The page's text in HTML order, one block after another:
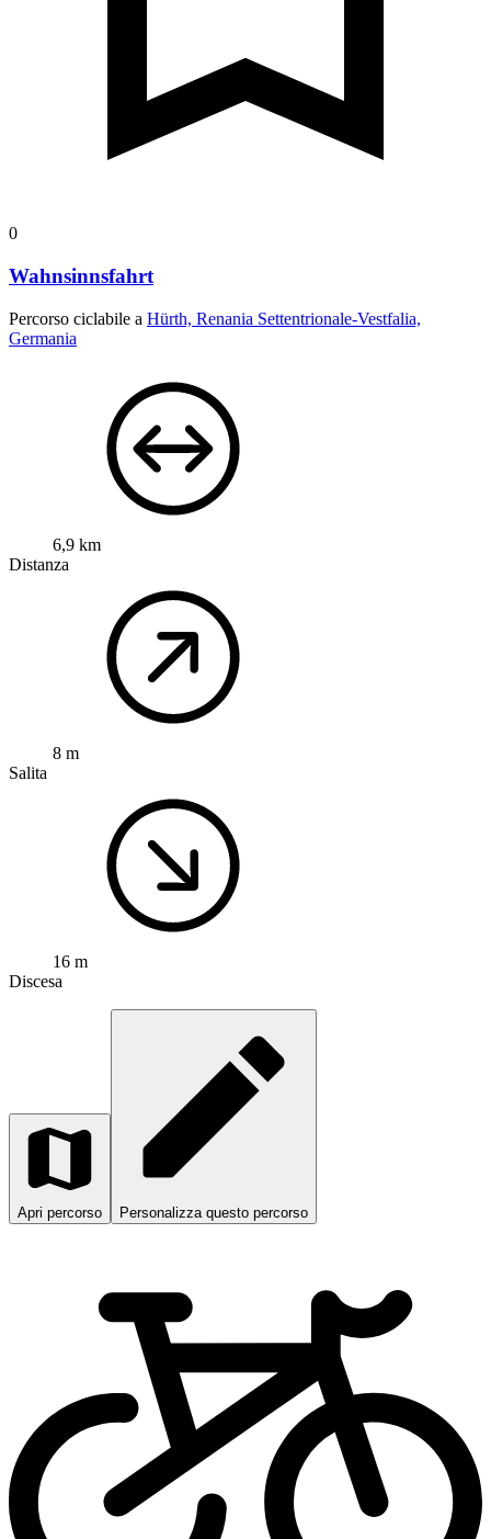
0
Wahnsinnsfahrt
Percorso ciclabile a Hürth, Renania Settentrionale-Vestfalia,
Germania
6,9 km
Distanza
8 m
Salita
16 m
Discesa
Apri percorso Personalizza questo percorso